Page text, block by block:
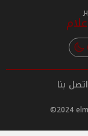
اتصل بنا
©2024